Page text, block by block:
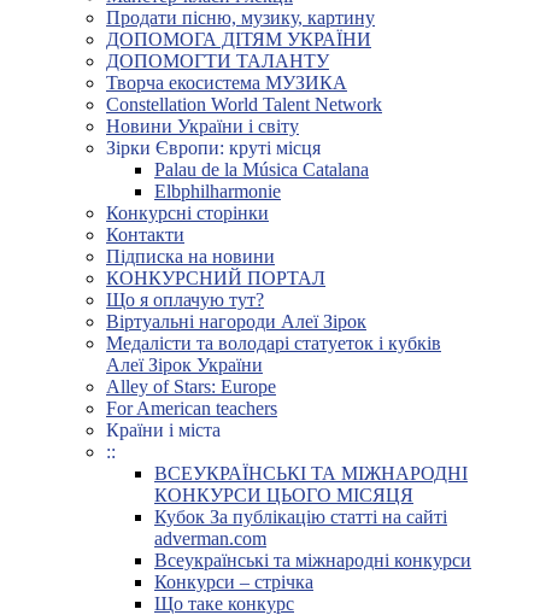
Продати пісню, музику, картину
ДОПОМОГА ДІТЯМ УКРАЇНИ
ДОПОМОГТИ ТАЛАНТУ
Творча екосистема МУЗИКА
Constellation World Talent Network
Новини України і світу
Зірки Європи: круті місця
Palau de la Música Catalana
Elbphilharmonie
Конкурсні сторінки
Контакти
Підписка на новини
КОНКУРСНИЙ ПОРТАЛ
Що я оплачую тут?
Віртуальні нагороди Алеї Зірок
Медалісти та володарі статуеток і кубків
Алеї Зірок України
Alley of Stars: Europe
For American teachers
Країни і міста
::
ВСЕУКРАЇНСЬКІ ТА МІЖНАРОДНІ
КОНКУРСИ ЦЬОГО МІСЯЦЯ
Кубок За публікацію статті на сайті
adverman.com
Всеукраїнські та міжнародні конкурси
Конкурси – стрічка
Що таке конкурс